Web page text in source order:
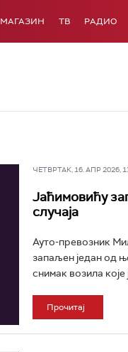
МАГАЗИН ТВ РАДИО
ЧЕТВРТАК, 16. АПР 2026,
Јаћимовићу
случаја
Ауто-превозник
запаљен један од
снимак возила које
Прочитај